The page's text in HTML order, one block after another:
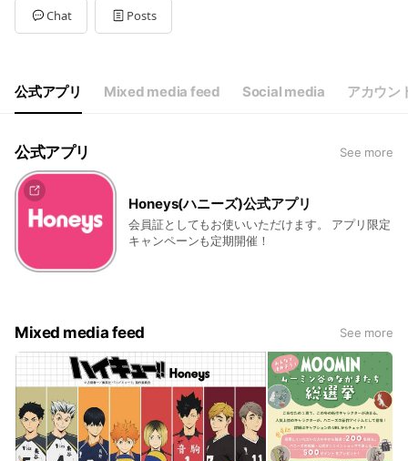
Chat Posts
公式アプリ Mixed media feed Social media アカウン
公式アプリ See more
Honeys(ハニーズ)公式アプリ
会員証としてもお使いいただけます。 アプリ限定
キャンペーンも定期開催！
Mixed media feed See more